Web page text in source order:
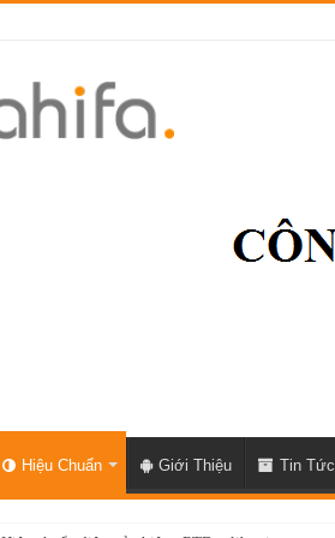
Hiệu Chuẩn Giới Thiệu Tin Tức